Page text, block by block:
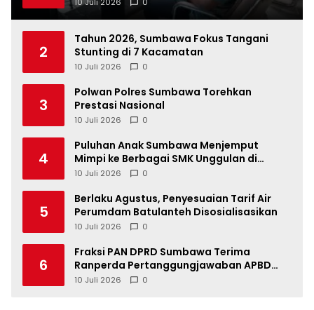
2
Tahun 2026, Sumbawa Fokus Tangani
Stunting di 7 Kacamatan
10 Juli 2026 0
3
Polwan Polres Sumbawa Torehkan
Prestasi Nasional
10 Juli 2026 0
4
Puluhan Anak Sumbawa Menjemput
Mimpi ke Berbagai SMK Unggulan di
Indonesia
10 Juli 2026 0
5
Berlaku Agustus, Penyesuaian Tarif Air
Perumdam Batulanteh Disosialisasikan
10 Juli 2026 0
6
Fraksi PAN DPRD Sumbawa Terima
Ranperda Pertanggungjawaban APBD
2025, Soroti SILPA Rp201,68 Miliar dan
10 Juli 2026 0